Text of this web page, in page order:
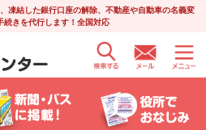
凍結した銀行口座の解除、不動産や自動車の名義変
続きを代行します！全国対応